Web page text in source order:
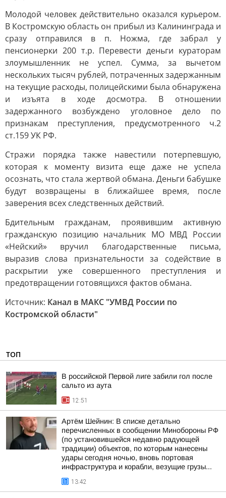
Молодой человек действительно оказался курьером.
В Костромскую область он прибыл из Калининграда и
сразу отправился в п. Ножма, где забрал у
пенсионерки 200 т.р. Перевести деньги кураторам
злоумышленник не успел. Сумма, за вычетом
нескольких тысяч рублей, потраченных задержанным
на текущие расходы, полицейскими была обнаружена
и изъята в ходе досмотра. В отношении
задержанного возбуждено уголовное дело по
признакам преступления, предусмотренного ч.2
ст.159 УК РФ.
Стражи порядка также навестили потерпевшую,
которая к моменту визита еще даже не успела
осознать, что стала жертвой обмана. Деньги бабушке
будут возвращены в ближайшее время, после
заверения всех следственных действий.
Бдительным гражданам, проявившим активную
гражданскую позицию начальник МО МВД России
«Нейский» вручил благодарственные письма,
выразив слова признательности за содействие в
раскрытии уже совершенного преступления и
предотвращении готовящихся фактов обмана.
Источник: Канал в МАКС "УМВД России по
Костромской области"
ТОП
В российской Первой лиге забили гол после
сальто из аута
12:51
Артём Шейнин: В списке детально
перечисленных в сообщении Минобороны РФ
(по установившейся недавно радующей
традиции) объектов, по которым нанесены
удары сегодня ночью, вновь портовая
инфраструктура и корабли, везущие грузы...
13:42